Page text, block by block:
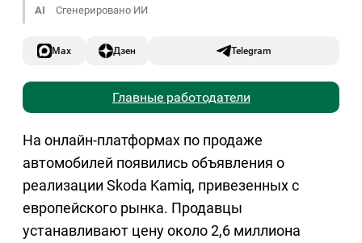
AI Сгенерировано ИИ
Max Дзен Telegram
Главные работодатели
На онлайн-платформах по продаже
автомобилей появились объявления о
реализации Skoda Kamiq, привезенных с
европейского рынка. Продавцы
устанавливают цену около 2,6 миллиона